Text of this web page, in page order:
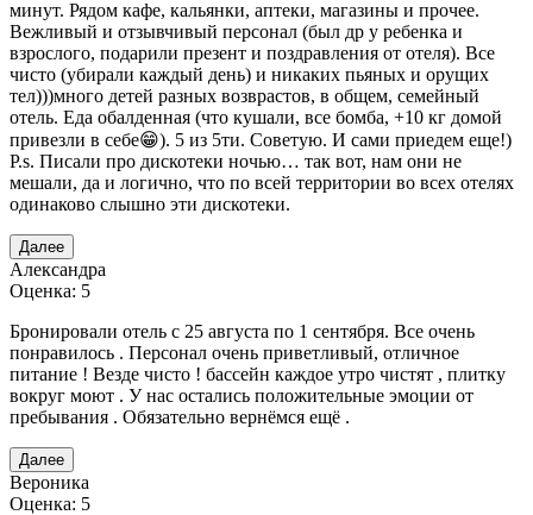
минут. Рядом кафе, кальянки, аптеки, магазины и прочее.
Вежливый и отзывчивый персонал (был др у ребенка и
взрослого, подарили презент и поздравления от отеля). Все
чисто (убирали каждый день) и никаких пьяных и орущих
тел)))много детей разных возврастов, в общем, семейный
отель. Еда обалденная (что кушали, все бомба, +10 кг домой
привезли в себе😁). 5 из 5ти. Советую. И сами приедем еще!)
P.s. Писали про дискотеки ночью… так вот, нам они не
мешали, да и логично, что по всей территории во всех отелях
одинаково слышно эти дискотеки.
Далее
Александра
Оценка: 5
Бронировали отель с 25 августа по 1 сентября. Все очень
понравилось . Персонал очень приветливый, отличное
питание ! Везде чисто ! бассейн каждое утро чистят , плитку
вокруг моют . У нас остались положительные эмоции от
пребывания . Обязательно вернёмся ещё .
Далее
Вероника
Оценка: 5